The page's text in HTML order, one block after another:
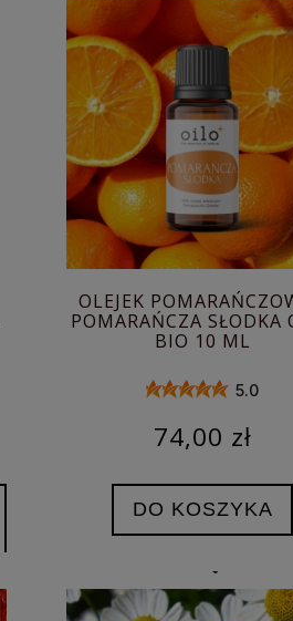
OLEJEK
POMARAŃCZA SŁODKA
BIO 10 ML
5.0
74,00 zł
DO KOSZYKA